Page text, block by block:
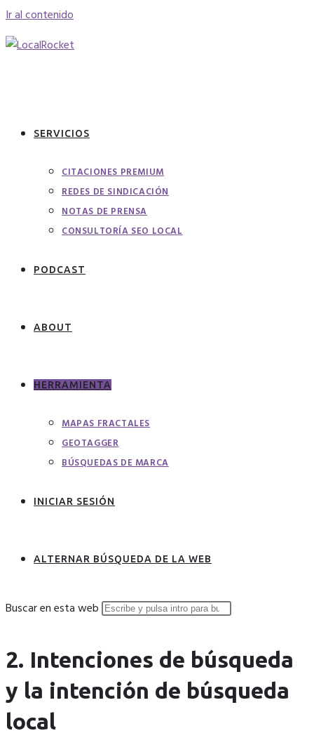
Ir al contenido
SERVICIOS
CITACIONES PREMIUM
REDES DE SINDICACIÓN
NOTAS DE PRENSA
CONSULTORÍA SEO LOCAL
PODCAST
ABOUT
HERRAMIENTA
MAPAS FRACTALES
GEOTAGGER
BÚSQUEDAS DE MARCA
INICIAR SESIÓN
ALTERNAR BÚSQUEDA DE LA WEB
Buscar en esta web
2. Intenciones de búsqueda
y la intención de búsqueda
local